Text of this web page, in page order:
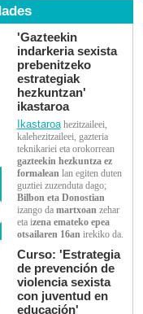
'Gazteekin
indarkeria sexista
prebenitzeko
estrategiak
hezkuntzan'
ikastaroa
Ikastaroahezitzaileei,
kalehezitzaileei, gazteria
teknikariei eta orokorrean
gazteekin hezkuntza ez
formaleanlan egiten duten
guztiei zuzenduta dago;
Bilbon eta Donostian
izango da martxoanzehar
eta izena emateko epea
otsailaren 16anirekiko da.
Curso: 'Estrategia
de prevención de
violencia sexista
con juventud en
educación'